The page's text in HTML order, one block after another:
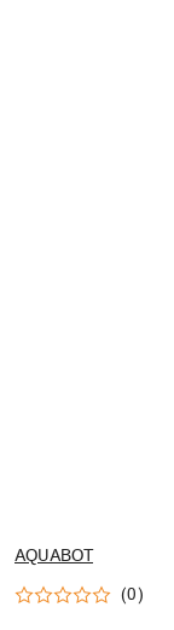
NAZWA
PRODUCENTA:
AQUABOT
(0)